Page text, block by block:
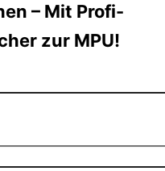
– Mit Profi-
zur MPU!